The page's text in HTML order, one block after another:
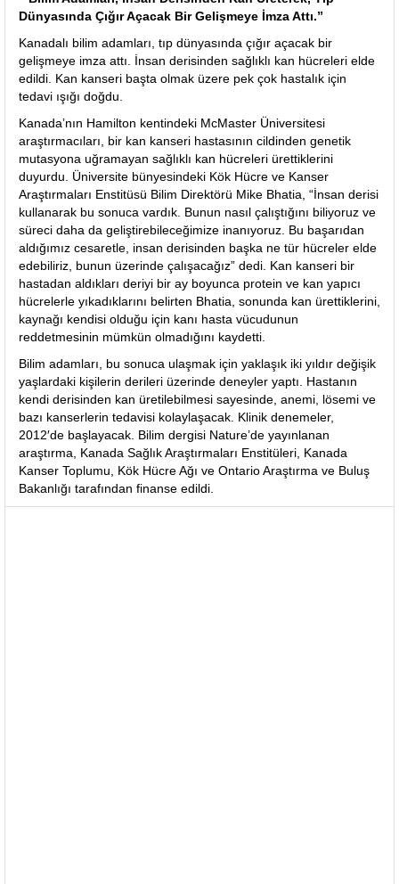
Dünyasında Çığır Açacak Bir Gelişmeye İmza Attı.”
Kanadalı bilim adamları, tıp dünyasında çığır açacak bir
gelişmeye imza attı. İnsan derisinden sağlıklı kan hücreleri elde
edildi. Kan kanseri başta olmak üzere pek çok hastalık için
tedavi ışığı doğdu.
Kanada’nın Hamilton kentindeki McMaster Üniversitesi
araştırmacıları, bir kan kanseri hastasının cildinden genetik
mutasyona uğramayan sağlıklı kan hücreleri ürettiklerini
duyurdu. Üniversite bünyesindeki Kök Hücre ve Kanser
Araştırmaları Enstitüsü Bilim Direktörü Mike Bhatia, “İnsan derisi
kullanarak bu sonuca vardık. Bunun nasıl çalıştığını biliyoruz ve
süreci daha da geliştirebileceğimize inanıyoruz. Bu başarıdan
aldığımız cesaretle, insan derisinden başka ne tür hücreler elde
edebiliriz, bunun üzerinde çalışacağız” dedi. Kan kanseri bir
hastadan aldıkları deriyi bir ay boyunca protein ve kan yapıcı
hücrelerle yıkadıklarını belirten Bhatia, sonunda kan ürettiklerini,
kaynağı kendisi olduğu için kanı hasta vücudunun
reddetmesinin mümkün olmadığını kaydetti.
Bilim adamları, bu sonuca ulaşmak için yaklaşık iki yıldır değişik
yaşlardaki kişilerin derileri üzerinde deneyler yaptı. Hastanın
kendi derisinden kan üretilebilmesi sayesinde, anemi, lösemi ve
bazı kanserlerin tedavisi kolaylaşacak. Klinik denemeler,
2012′de başlayacak. Bilim dergisi Nature’de yayınlanan
araştırma, Kanada Sağlık Araştırmaları Enstitüleri, Kanada
Kanser Toplumu, Kök Hücre Ağı ve Ontario Araştırma ve Buluş
Bakanlığı tarafından finanse edildi.